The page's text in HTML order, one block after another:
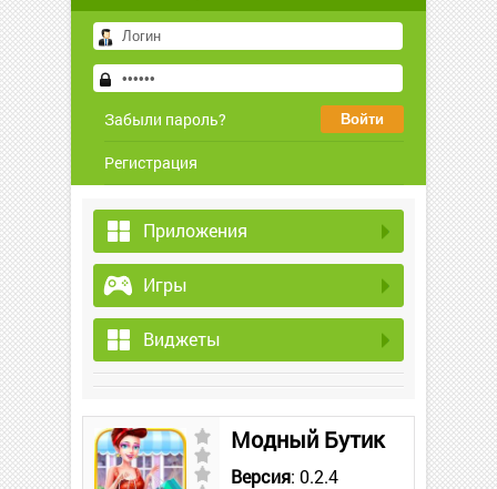
Забыли пароль?
Регистрация
Приложения
Игры
Виджеты
Модный Бутик
Версия: 0.2.4